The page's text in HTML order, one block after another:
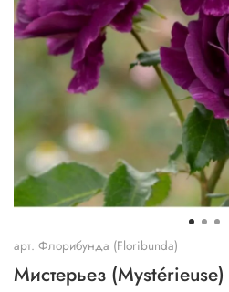
арт. Флорибунда (Floribunda)
Мистерьез (Mystérieuse)